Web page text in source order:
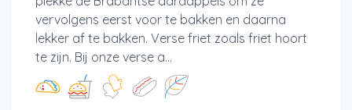
vervolgens eerst voor te bakken en daarna
lekker af te bakken. Verse friet zoals friet hoort
te zijn. Bij onze verse a...